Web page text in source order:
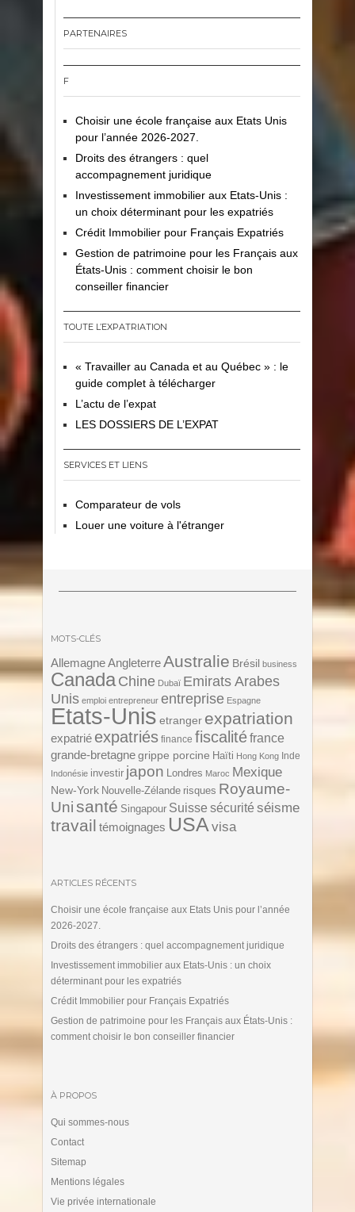
PARTENAIRES
F
Choisir une école française aux Etats Unis
pour l’année 2026-2027.
Droits des étrangers : quel
accompagnement juridique
Investissement immobilier aux Etats-Unis :
un choix déterminant pour les expatriés
Crédit Immobilier pour Français Expatriés
Gestion de patrimoine pour les Français aux
États-Unis : comment choisir le bon
conseiller financier
TOUTE L’EXPATRIATION
« Travailler au Canada et au Québec » : le
guide complet à télécharger
L’actu de l’expat
LES DOSSIERS DE L’EXPAT
SERVICES ET LIENS
Comparateur de vols
Louer une voiture à l'étranger
MOTS-CLÉS
Allemagne AngleterreAustralie Brésil business
Canada Chine Dubaï Emirats Arabes
Unis emploi entrepreneur entreprise Espagne
Etats-Unis etranger expatriation
expatrié expatriés finance fiscalitéfrance
grande-bretagne grippe porcine Haïti Hong Kong Inde
Indonésie investir japon Londres Maroc Mexique
New-York Nouvelle-Zélande risques Royaume-
Unisanté Singapour Suisse sécurité séisme
travail témoignages USA visa
ARTICLES RÉCENTS
Choisir une école française aux Etats Unis pour l’année
2026-2027.
Droits des étrangers : quel accompagnement juridique
Investissement immobilier aux Etats-Unis : un choix
déterminant pour les expatriés
Crédit Immobilier pour Français Expatriés
Gestion de patrimoine pour les Français aux États-Unis :
comment choisir le bon conseiller financier
À PROPOS
Qui sommes-nous
Contact
Sitemap
Mentions légales
Vie privée internationale